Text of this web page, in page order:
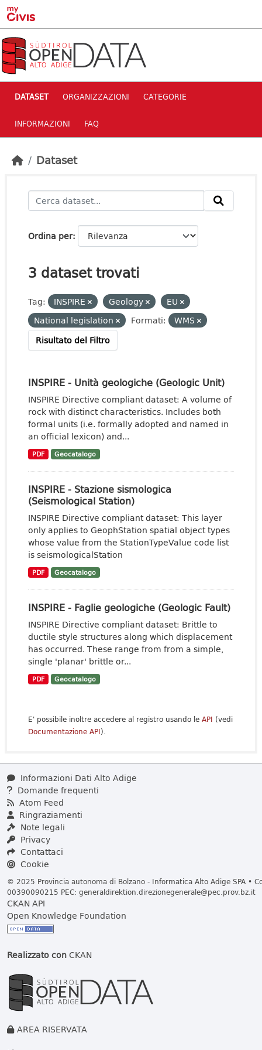
Skip to main content
DATASET ORGANIZZAZIONI CATEGORIE
INFORMAZIONI FAQ
Dataset
Ordina per
3 dataset trovati
Tag: INSPIRE Geology
EU
National legislation
Formati:
WMS
Risultato del Filtro
INSPIRE - Unità geologiche (Geologic Unit)
INSPIRE Directive compliant dataset: A volume of
rock with distinct characteristics. Includes both
formal units (i.e. formally adopted and named in
an official lexicon) and...
PDF Geocatalogo
INSPIRE - Stazione sismologica
(Seismological Station)
INSPIRE Directive compliant dataset: This layer
only applies to GeophStation spatial object types
whose value from the StationTypeValue code list
is seismologicalStation
PDF Geocatalogo
INSPIRE - Faglie geologiche (Geologic Fault)
INSPIRE Directive compliant dataset: Brittle to
ductile style structures along which displacement
has occurred. These range from from a simple,
single 'planar' brittle or...
PDF Geocatalogo
E' possibile inoltre accedere al registro usando le API (vedi
Documentazione API).
Informazioni Dati Alto Adige
Domande frequenti
Atom Feed
Ringraziamenti
Note legali
Privacy
Contattaci
Cookie
© 2025 Provincia autonoma di Bolzano - Informatica Alto Adige SPA •
00390090215 PEC: generaldirektion.direzionegenerale@pec.prov.bz.it
CKAN API
Open Knowledge Foundation
Realizzato conCKAN
AREA RISERVATA